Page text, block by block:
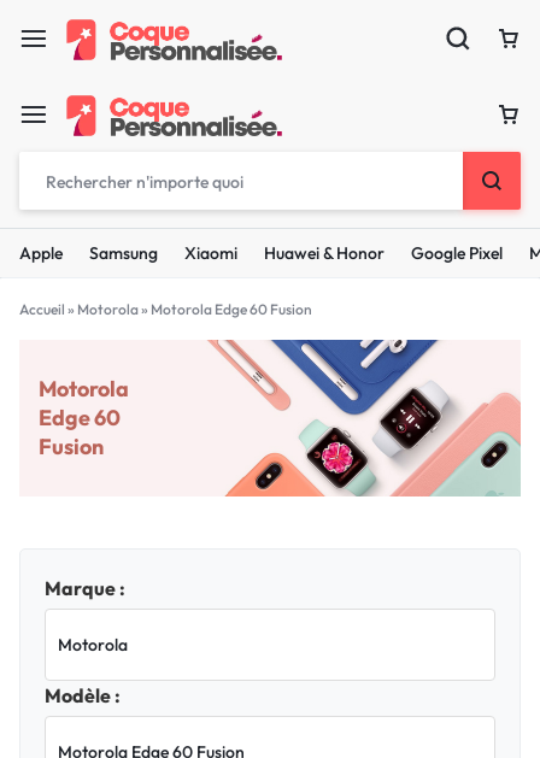
Apple Samsung Xiaomi Huawei & Honor Google Pixel
Accueil » Motorola» Motorola Edge 60 Fusion
Motorola
Edge 60
Fusion
Marque :
Modèle :